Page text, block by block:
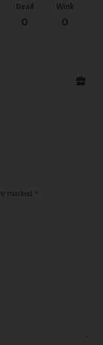
Dead
0
Wink
0
marked *